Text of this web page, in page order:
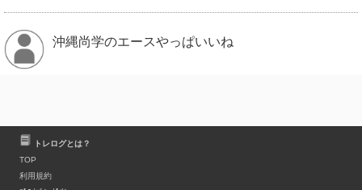
沖縄尚学のエースやっぱいいね
返信先:@sashimiHighballめっちゃアツい試合だっ
た！ 沖縄尚学、勝利おめでとう！！！！！
トレログとは？
TOP
利用規約